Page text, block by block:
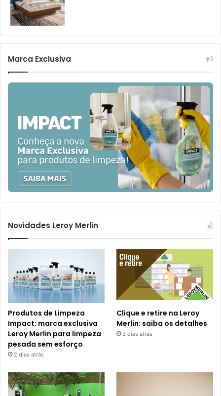
Marca Exclusiva
Novidades Leroy Merlin
Produtos de Limpeza
Impact: marca exclusiva
Leroy Merlin para limpeza
pesada sem esforço
2 dias atrás
Clique e retire na Leroy
Merlin: saiba os detalhes
3 dias atrás